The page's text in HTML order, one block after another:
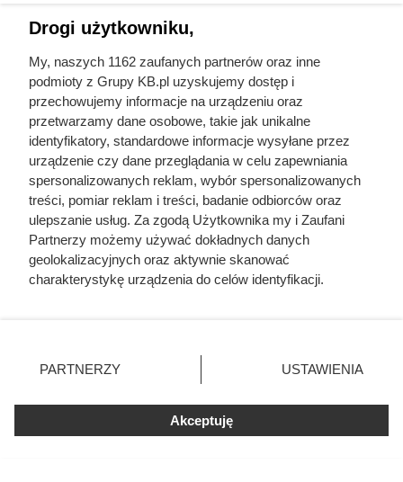
syna Jana III Sobieskiego?
Odpowiedź zaskakuje
Drogi użytkowniku,
My, naszych 1162 zaufanych partnerów oraz inne
podmioty z Grupy KB.pl uzyskujemy dostęp i
przechowujemy informacje na urządzeniu oraz
przetwarzamy dane osobowe, takie jak unikalne
identyfikatory, standardowe informacje wysyłane przez
urządzenie czy dane przeglądania w celu zapewniania
spersonalizowanych reklam, wybór spersonalizowanych
treści, pomiar reklam i treści, badanie odbiorców oraz
ulepszanie usług. Za zgodą Użytkownika my i Zaufani
Partnerzy możemy używać dokładnych danych
geolokalizacyjnych oraz aktywnie skanować
charakterystykę urządzenia do celów identyfikacji.
zmienić/wycofać klikając przycisk ustawień prywatności
znajdujący się w lewym dolnym rogu strony. Niektóre
użytkownika, ale masz prawo sprzeciwić się takiemu
przetwarzaniu. Preferencje będą miały zastosowania tylko
PARTNERZY USTAWIENIA
Akceptuję